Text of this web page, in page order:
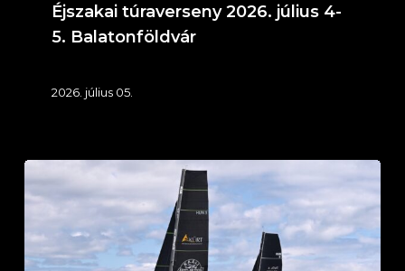
Balatonföldvár
Éjszakai túraverseny 2026. július 4-
5. Balatonföldvár
2026. július 05.
58.
Mihálkovics-
kupa
–